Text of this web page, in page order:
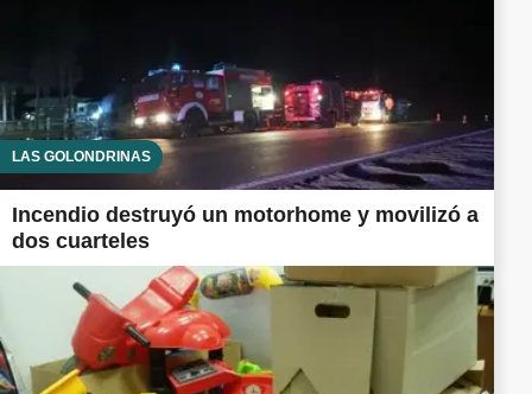
LAS GOLONDRINAS
Incendio destruyó un motorhome y movilizó a
dos cuarteles